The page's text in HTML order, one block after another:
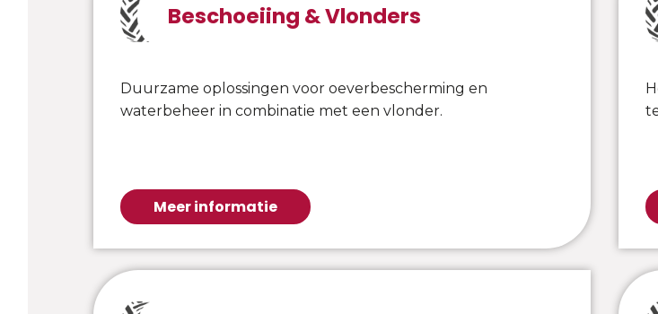
Beschoeiing & Vlonders
Duurzame oplossingen voor oeverbescherming en
waterbeheer in combinatie met een vlonder.
Meer informatie